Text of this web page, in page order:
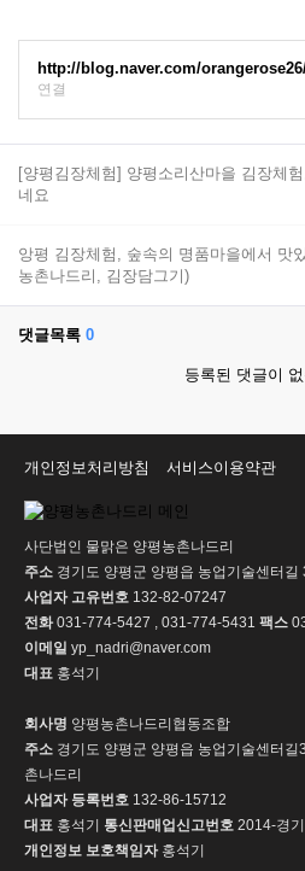
http://blog.naver.com/
연결
[양평김장체험] 양평소리산마을 김장체
네요
앙평 김장체험, 숲속의 명품마을에서 맛
농촌나드리, 김장담그기)
댓글목록 0
등록된 댓글이
개인정보처리방침 서비스이용약관
사단법인 물맑은 양평농촌나드리
주소 경기도 양평군 양평읍 농업기술센터
사업자 고유번호 132-82-07247
전화031-774-5427 , 031-774-5431 팩스
이메일 yp_nadri@naver.com
대표 홍석기
회사명 양평농촌나드리협동조합
주소 경기도 양평군 양평읍 농업기술센터
촌나드리
사업자 등록번호 132-86-15712
대표 홍석기 통신판매업신고번호 2014-경
개인정보 보호책임자홍석기